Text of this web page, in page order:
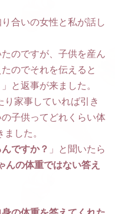
合いの女性と私が話し
のですが、子供を産ん
のでそれを伝えると
と返事が来ました。
り家事していれば引き
子供ってどれくらい体
した。
ですか？ 」と聞いたら
んの体重ではない答え